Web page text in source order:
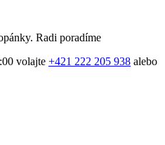
Radi poradíme
volajte +421 222 205 938 alebo